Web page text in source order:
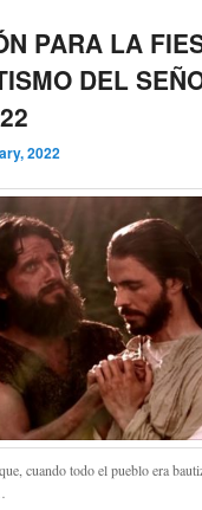
PARA LA
DEL
2022
cuando todo el pueblo era